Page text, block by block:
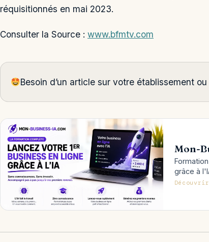
réquisitionnés en mai 2023.
Consulter la Source : www.bfmtv.com
Besoin d’un article sur votre établissement
Mon-
grâce à